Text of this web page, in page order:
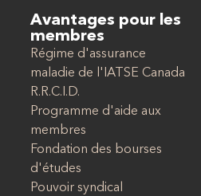
Avantages pour les
membres
Régime d'assurance
maladie de l'IATSE Canada
R.R.C.I.D.
Programme d'aide aux
membres
Fondation des bourses
d'études
Pouvoir syndical